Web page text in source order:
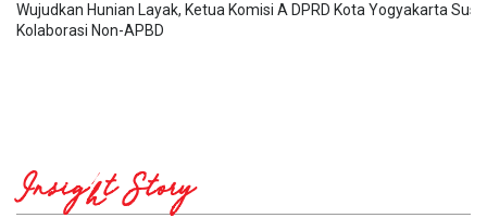
Wujudkan Hunian Layak, Ketua Komisi A DPRD Kota Yogyakarta
Kolaborasi Non-APBD
Insight Story